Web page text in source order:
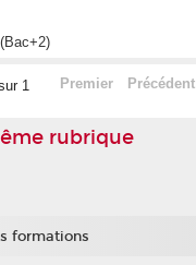
1 Premier Précédent
rubrique
formations